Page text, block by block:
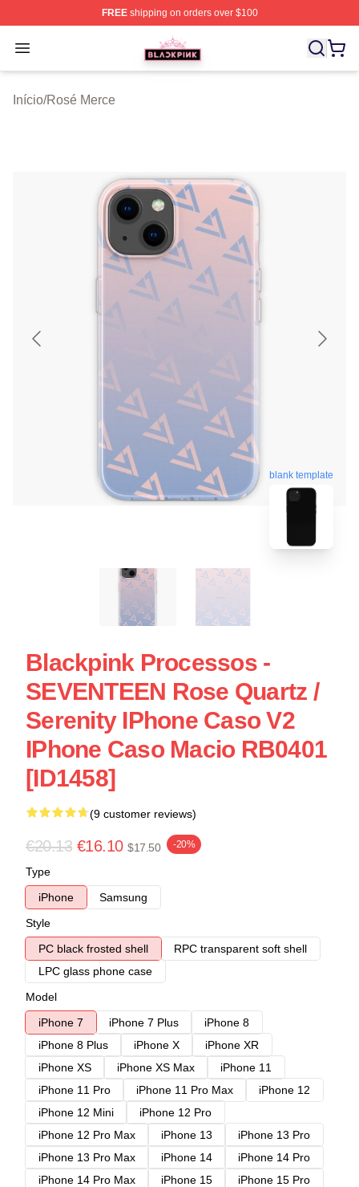
FREEshipping on orders over $100
Open menu
BLACKPINK Shop - Official BLACKPINK Merchandise
Início/Rosé Merce
blank template
Blackpink Processos -
SEVENTEEN Rose Quartz /
Serenity IPhone Caso V2
IPhone Caso Macio RB0401
[ID1458]
(9 customer reviews)
€20.13 €16.10 $17.50 -20%
Type
iPhone
Samsung
Style
PC black frosted shell
RPC transparent soft shell
LPC glass phone case
Model
iPhone 7
iPhone 7 Plus
iPhone 8
iPhone 8 Plus
iPhone X
iPhone XR
iPhone XS
iPhone XS Max
iPhone 11
iPhone 11 Pro
iPhone 11 Pro Max
iPhone 12
iPhone 12 Mini
iPhone 12 Pro
iPhone 12 Pro Max
iPhone 13
iPhone 13 Pro
iPhone 13 Pro Max
iPhone 14
iPhone 14 Pro
iPhone 14 Pro Max
iPhone 15
iPhone 15 Pro